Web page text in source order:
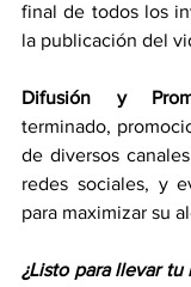
final de todos los
la publicación del
Difusión y
terminado,
de diversos
redes sociales, y
para maximizar su
¿Listo para llevar